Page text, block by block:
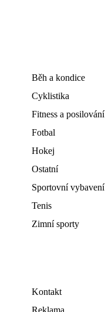
Běh a kondice
Cyklistika
Fitness a posilování
Fotbal
Hokej
Ostatní
Sportovní vybavení
Tenis
Zimní sporty
Kontakt
Reklama